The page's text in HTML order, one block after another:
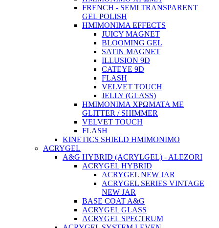
FRENCH - SEMI TRANSPARENT
GEL POLISH
HMIMONIMA EFFECTS
JUICY MAGNET
BLOOMING GEL
SATIN MAGNET
ILLUSION 9D
CATEYE 9D
FLASH
VELVET TOUCH
JELLY (GLASS)
ΗΜΙΜΟΝΙΜA ΧΡΩΜΑΤΑ ΜΕ
GLITTER / SHIMMER
VELVET TOUCH
FLASH
KINETICS SHIELD ΗΜΙΜΟΝΙΜΟ
ACRYGEL
A&G HYBRID (ACRYLGEL) - ALEZORI
ACRYGEL HYBRID
ACRYGEL NEW JAR
ACRYGEL SERIES VINTAGE
NEW JAR
BASE COAT A&G
ACRYGEL GLASS
ACRYGEL SPECTRUM